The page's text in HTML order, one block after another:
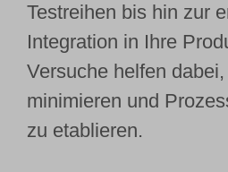
Testreihen bis hin zur
Integration in Ihre
Versuche helfen
minimieren und
zu etablieren.